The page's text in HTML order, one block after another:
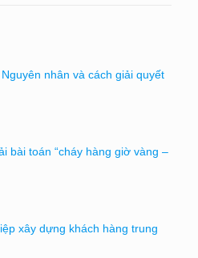
nhân và cách giải quyết
bài toán “cháy hàng giờ vàng –
xây dựng khách hàng trung